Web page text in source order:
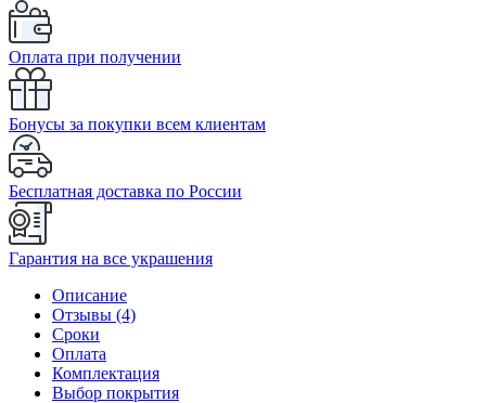
Оплата при получении
Бонусы за покупки всем клиентам
Бесплатная доставка по России
Гарантия на все украшения
Описание
Отзывы (4)
Сроки
Оплата
Комплектация
Выбор покрытия